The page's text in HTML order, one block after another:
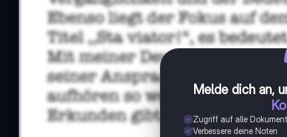
Melde dich an,
Zugriff auf alle
Verbessere deine Noten